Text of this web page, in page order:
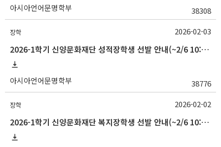
아시아언어문명학부 38308
장학
2026-1학기 신양문화재단 성적장학생 선발 안내(~2/6 10:00)
아시아언어문명학부 38776
2026-02-03
장학
2026-1학기 신양문화재단 복지장학생 선발 안내(~2/6 10:00)
2026-02-02